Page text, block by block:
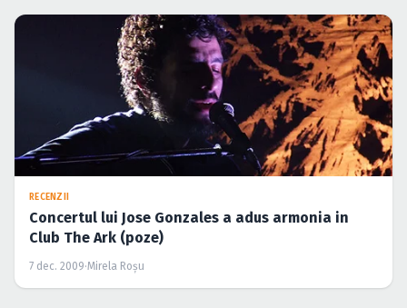
RECENZII
Concertul lui Jose Gonzales a adus armonia in
Club The Ark (poze)
7 dec. 2009·Mirela Roşu